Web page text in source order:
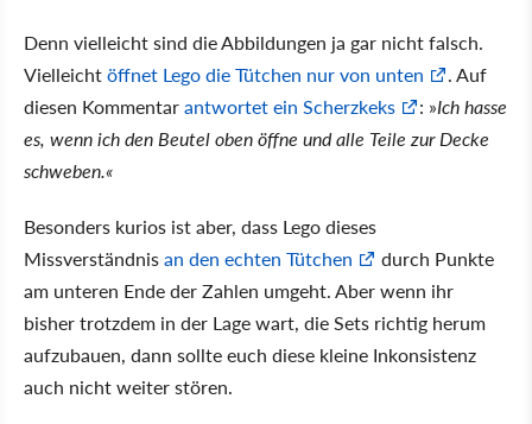
Denn vielleicht sind die Abbildungen ja gar nicht falsch.
Vielleichtöffnet Lego die Tütchen nur von unten
. Auf
diesen Kommentarantwortet ein Scherzkeks : »Ich hasse
es, wenn ich den Beutel oben öffne und alle Teile zur Decke
schweben.«
Besonders kurios ist aber, dass Lego dieses
Missverständnisan den echten Tütchen
durch Punkte
am unteren Ende der Zahlen umgeht. Aber wenn ihr
bisher trotzdem in der Lage wart, die Sets richtig herum
aufzubauen, dann sollte euch diese kleine Inkonsistenz
auch nicht weiter stören.